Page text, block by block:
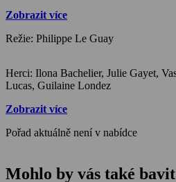
Zobrazit více
Režie: Philippe Le Guay
Herci: Ilona Bachelier, Julie Gayet, Vassili Schneider, Laurent
Lucas, Guilaine Londez
Zobrazit více
Pořad aktuálně není v nabídce
Mohlo by vás také bavit